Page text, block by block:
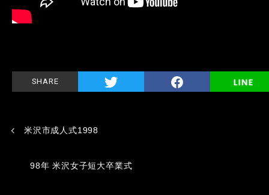
SHARE
米沢市成人式1998
98年 米沢女子短大卒業式